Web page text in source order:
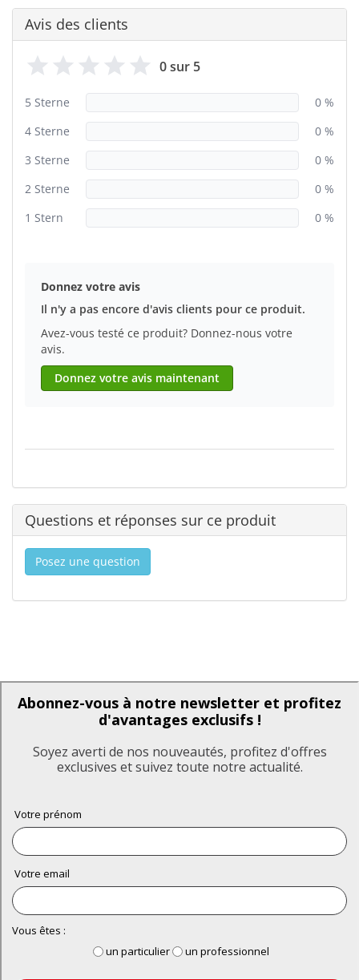
Avis des clients
0 sur 5
5 Sterne
0 %
4 Sterne
0 %
3 Sterne
0 %
2 Sterne
0 %
1 Stern
0 %
Donnez votre avis
Il n'y a pas encore d'avis clients pour ce produit.
Avez-vous testé ce produit? Donnez-nous votre
avis.
Donnez votre avis maintenant
Questions et réponses sur ce produit
Posez une question